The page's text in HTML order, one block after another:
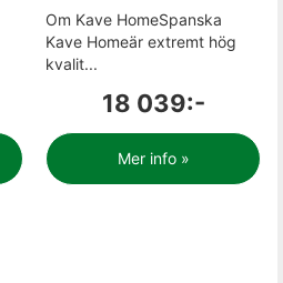
Om Kave HomeSpanska
Kave Homeär extremt hög
kvalit...
18 039:-
Mer info »